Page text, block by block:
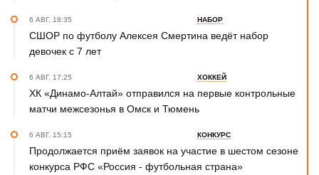
6 АВГ. 18:35 НАБОР
СШОР по футболу Алексея Смертина ведёт набор
девочек с 7 лет
6 АВГ. 17:25 ХОККЕЙ
ХК «Динамо-Алтай» отправился на первые контрольные
матчи межсезонья в Омск и Тюмень
6 АВГ. 15:15 КОНКУРС
Продолжается приём заявок на участие в шестом сезоне
конкурса РФС «Россия - футбольная страна»